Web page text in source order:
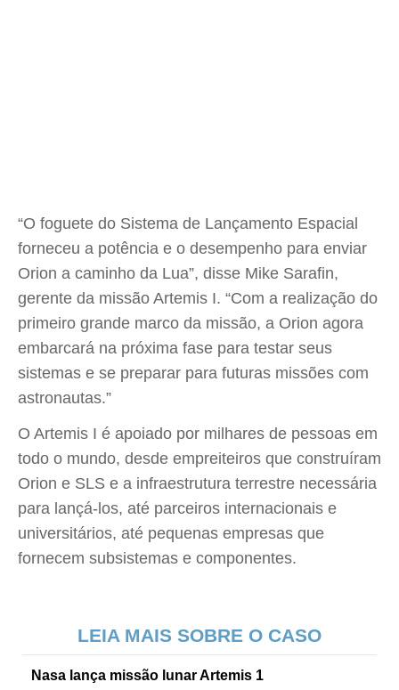
“O foguete do Sistema de Lançamento Espacial
forneceu a potência e o desempenho para enviar
Orion a caminho da Lua”, disse Mike Sarafin,
gerente da missão Artemis I. “Com a realização do
primeiro grande marco da missão, a Orion agora
embarcará na próxima fase para testar seus
sistemas e se preparar para futuras missões com
astronautas.”
O Artemis I é apoiado por milhares de pessoas em
todo o mundo, desde empreiteiros que construíram
Orion e SLS e a infraestrutura terrestre necessária
para lançá-los, até parceiros internacionais e
universitários, até pequenas empresas que
fornecem subsistemas e componentes.
LEIA MAIS SOBRE O CASO
Nasa lança missão lunar Artemis 1